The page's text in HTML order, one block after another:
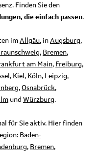
Finden Sie den
die einfach passen.
im Allgäu, in Augsburg,
, Bremen,
am Main, Freiburg,
, Kiel , Köln, Leipzig,
, Osnabrück,
und Würzburg.
für Sie aktiv. Hier finden
Baden-
, Bremen,